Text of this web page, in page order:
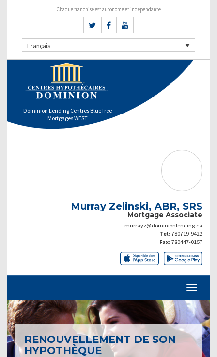
Chaque franchise est autonome et indépendante
Français
Dominion Lending Centres BlueTree
Mortgages WEST
Murray Zelinski, ABR, SRS
Mortgage Associate
murrayz@dominionlending.ca
Tel: 780719-9422
Fax: 780447-0157
RENOUVELLEMENT DE SON
HYPOTHÈQUE